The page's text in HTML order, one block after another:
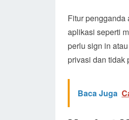
Fitur pengganda
aplikasi seperti
perlu sign in
privasi dan tidak
Baca Juga